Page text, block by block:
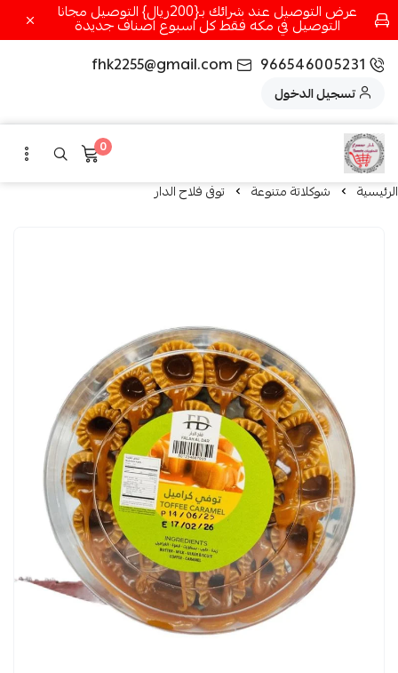
عرض التوصيل عند شرائك بـ{200ريال} التوصيل مجانا
التوصيل في مكه فقط كل اسبوع اصناف جديدة
966546005231
fhk2255@gmail.com
تسجيل الدخول
0
الرئيسية شوكلاتة متنوعة توفى فلاح الدار